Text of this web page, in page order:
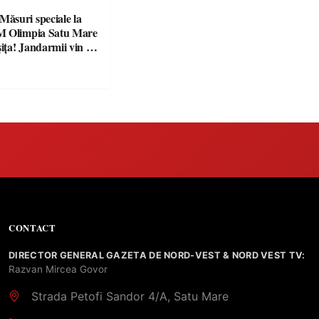
speciale la
Olimpia Satu Mare
Jandarmii vin cu
CONTACT
DIRECTOR GENERAL GAZETA DE NORD-VEST & NORD VEST TV:
Razvan Mircea Govor
Strada Petofi Sandor 4/A, Satu Mare